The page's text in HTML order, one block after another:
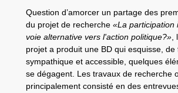
Question d’amorcer un partage des
du projet de recherche «La participation
voie alternative vers l'action politique?»
projet a produit une BD qui esquisse, de
sympathique et accessible, quelques
se dégagent. Les travaux de recherche
principalement consisté en des